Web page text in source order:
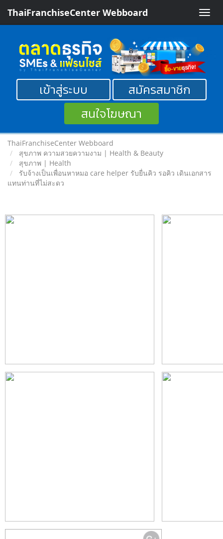
Toggle
ThaiFranchiseCenter Webboard
เข้าสู่ระบบ
สมัครสมาชิก
สนใจโฆษณา
ThaiFranchiseCenter Webboard
สุขภาพ ความสวยความงาม | Health & Beauty
สุขภาพ | Health
รับจ้างเป็นเพื่อนหาหมอ care helper รับยื่นคิว รอคิว เดินเอกสาร
แทนท่านที่ไม่สะดว